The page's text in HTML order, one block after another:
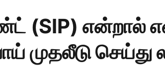
(SIP) என்றால்
முதலீடு செய்து